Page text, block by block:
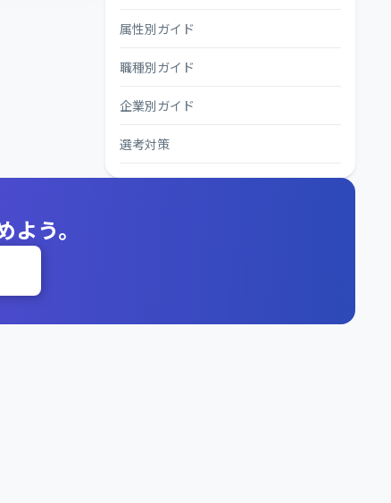
属性別ガイド
職種別ガイド
企業別ガイド
選考対策
う。